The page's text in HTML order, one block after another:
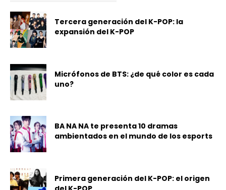
Tercera generación del K-POP: la
expansión del K-POP
Micrófonos de BTS: ¿de qué color es cada
uno?
BA NA NA te presenta 10 dramas
ambientados en el mundo de los esports
Primera generación del K-POP: el origen